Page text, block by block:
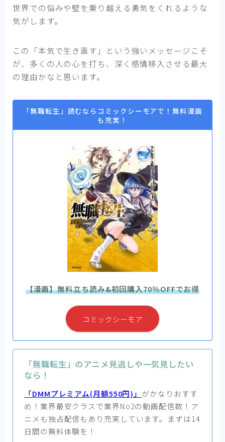
世界での悩みや壁を乗り越える勇気をくれるような
気がします。
この「本気で生き直す」という強いメッセージこそ
が、多くの人の心を打ち、深く感情移入させる最大
の理由かなと思います。
「無職転生」読むならコミックシーモアで！無料漫画
も充実！
【漫画】無料立ち読み&初回購入70％OFFでお得
コミックシーモア
「無職転生」のアニメ見逃しや一気見したい
なら！
「DMMプレミアム(月額550円)」 がかなりおすす
め！業界最安クラスで業界No2の動画配信数！ア
ニメも独占配信もあり充実しています。まずは14
日間の無料体験を！